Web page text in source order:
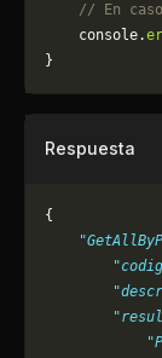
// En
	console.
}
Respuesta
{